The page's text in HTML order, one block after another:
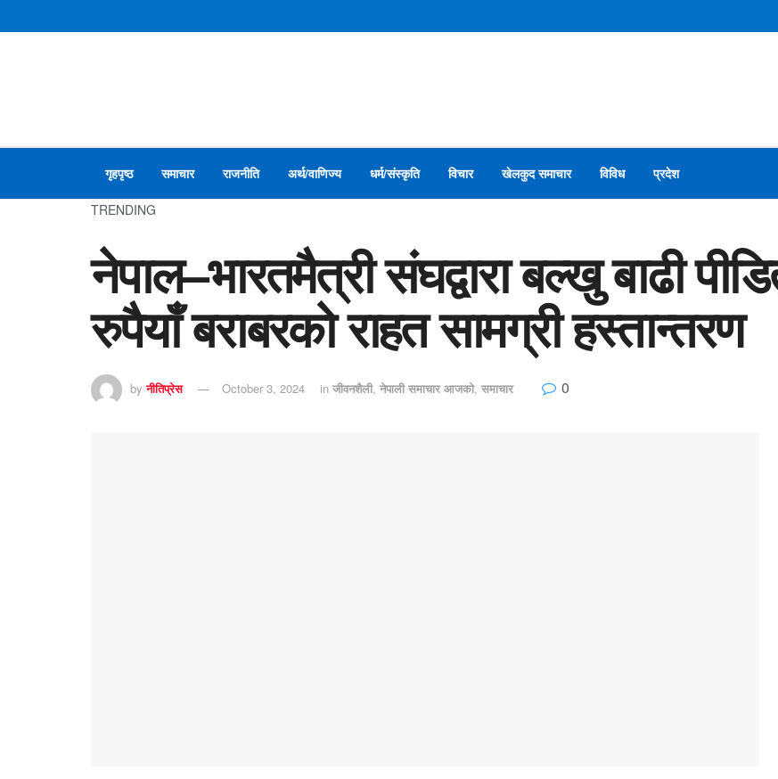
गृहपृष्ठ समाचार राजनीति अर्थ/वाणिज्य धर्म/संस्कृति विचार खेलकुद समाचार विविध प्रदेश
TRENDING
नेपाल–भारतमैत्री संघद्वारा बल्खु बाढी
रुपैयाँ बराबरको राहत सामग्री हस्तान्तरण
by नीतिप्रेस October 3, 2024 in जीवनशैली, नेपाली समाचार आजको, समाचार 0